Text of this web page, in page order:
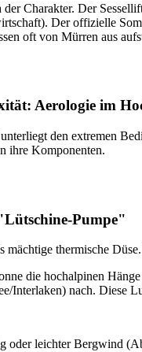
der Charakter. Der
Der offizielle
oft von Mürren aus
Aerologie im
den extremen
ihre Komponenten.
Pumpe"
mächtige thermische
die hochalpinen
Interlaken) nach. Diese
oder leichter Bergwind